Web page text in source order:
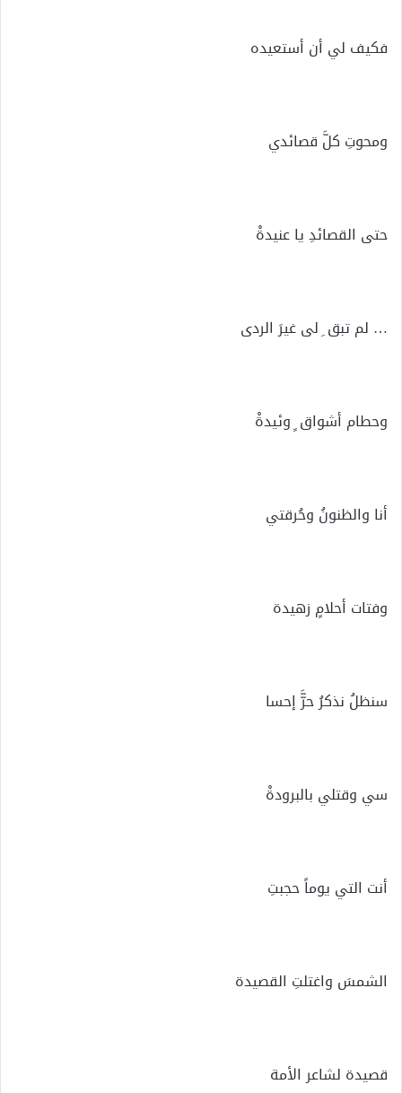
فكيف لي أن أستعيده
ومحوتِ كلَّ قصائدي
حتى القصائدِ يا عنيدةْ
… لم تبق ِ لى غيرَ الردى
وحطام أشواق ٍ وئيدةْ
أنا والظنونُ وحُرقتي
وفتات أحلامٍ زهيدة
سنظلُ نذكرُ حرَّّ إحسا
سي وقتلي بالبرودةْ
أنت التي يوماً حجبتِ
الشمسَ واغتلتِ القصيدة
قصيدة لشاعر الأمة